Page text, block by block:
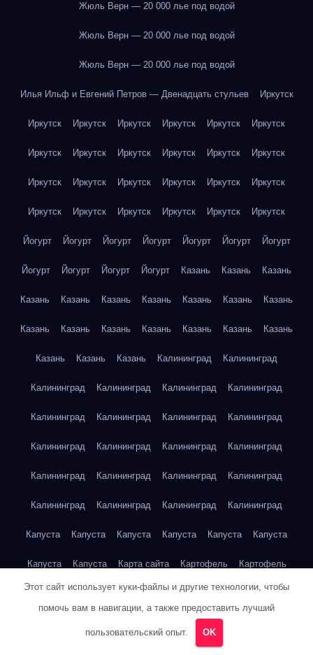
Жюль Верн — 20 000 лье под водой
Жюль Верн — 20 000 лье под водой
Жюль Верн — 20 000 лье под водой
Илья Ильф и Евгений Петров — Двенадцать стульев Иркутск
Иркутск Иркутск Иркутск Иркутск Иркутск Иркутск
Иркутск Иркутск Иркутск Иркутск Иркутск Иркутск
Иркутск Иркутск Иркутск Иркутск Иркутск Иркутск
Иркутск Иркутск Иркутск Иркутск Иркутск Иркутск
Йогурт Йогурт Йогурт Йогурт Йогурт Йогурт Йогурт
Йогурт Йогурт Йогурт Йогурт Казань Казань Казань
Казань Казань Казань Казань Казань Казань Казань
Казань Казань Казань Казань Казань Казань Казань
Казань Казань Казань Калининград Калининград
Калининград Калининград Калининград Калининград
Калининград Калининград Калининград Калининград
Калининград Калининград Калининград Калининград
Калининград Калининград Калининград Калининград
Калининград Калининград Калининград Калининград
Капуста Капуста Капуста Капуста Капуста Капуста
Капуста Капуста Карта сайта Картофель Картофель
Картофель Картофель Картофель Картофель
Кейптаун
Этот сайт использует куки-файлы и другие технологии, чтобы
помочь вам в навигации, а также предоставить лучший
пользовательский опыт. OK